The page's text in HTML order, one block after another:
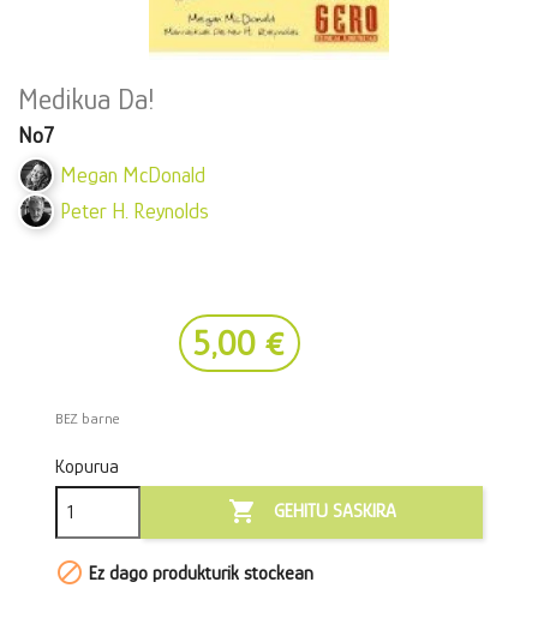
Medikua Da!
Nº7
Megan McDonald
Peter H. Reynolds
5,00 €
BEZ barne
Kopurua
 GEHITU SASKIRA
 Ez dago produkturik stockean